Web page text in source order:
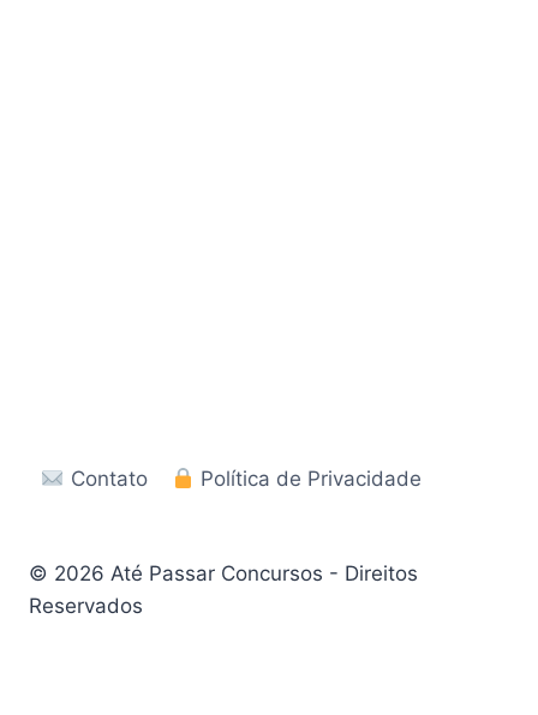
Contato Política de Privacidade
© 2026 Até Passar Concursos - Direitos
Reservados